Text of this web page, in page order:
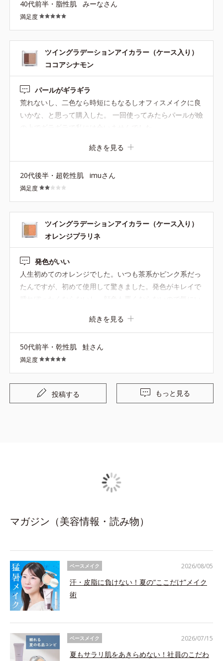
40代前半・脂性肌 みーなさん
満足度
ツイングラデーションアイカラー（ケース入り）
ココアシナモン
パールがギラギラ
荒れないし、二色なら時短にもなるしオフィスメイクに良
いかな、と思って購入した。 一回使ってみたらパールが瞼
の上でギラギラで私には合いませんでした……。
続きを見る
20代後半・超乾性肌 imuさん
満足度
ツイングラデーションアイカラー（ケース入り）
オレンジプラリネ
発色がいい
人生初めてのオレンジでした。いつも茶系かピンク系だっ
たんですが、初めて使用して驚きました。発色がキレイで
続きを見る
50代前半・乾性肌 鮭さん
満足度
投稿する もっと見る
マガジン（美容情報・読み物）
ベースメイク
汗・皮脂に負けない！夏の“ここだけ”メイク
術
2026/08/05
ベースメイク
夏もサラリ肌をあきらめない！社員のこだわ
2026/07/15